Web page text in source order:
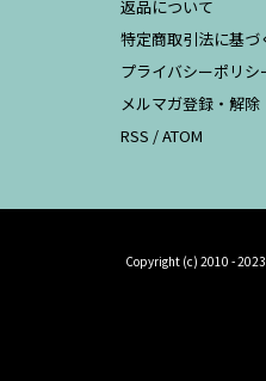
返品について
特定商取引法に基づ
プライバシーポリシ
メルマガ登録・解除
RSS /ATOM
Copyright (c) 2010 -